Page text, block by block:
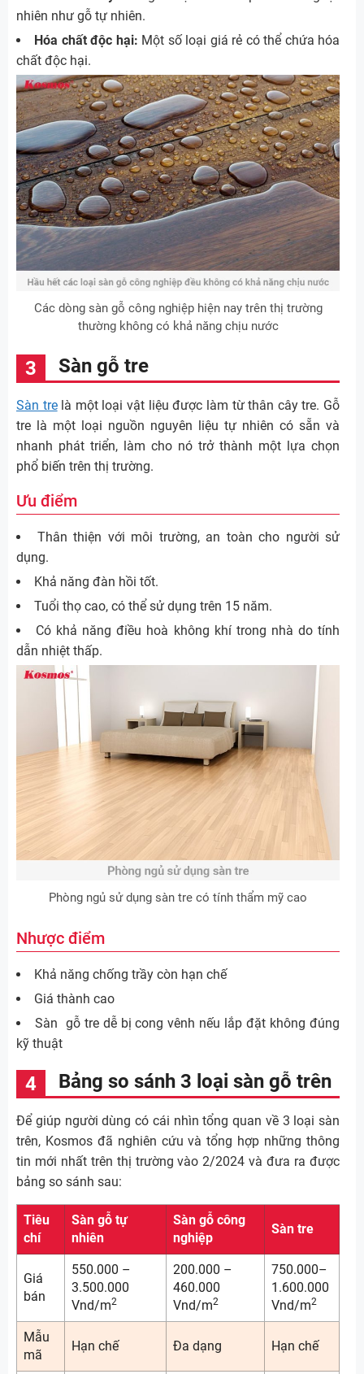
nhiên như gỗ tự nhiên.
Hóa chất độc hại: Một số loại giá rẻ có thể chứa hóa
chất độc hại.
Các dòng sàn gỗ công nghiệp hiện nay trên thị trường
thường không có khả năng chịu nước
Sàn gỗ tre
Sàn trelà một loại vật liệu được làm từ thân cây tre. Gỗ
tre là một loại nguồn nguyên liệu tự nhiên có sẵn và
nhanh phát triển, làm cho nó trở thành một lựa chọn
phổ biến trên thị trường.
Ưu điểm
Thân thiện với môi trường, an toàn cho người sử
dụng.
Khả năng đàn hồi tốt.
Tuổi thọ cao, có thể sử dụng trên 15 năm.
Có khả năng điều hoà không khí trong nhà do tính
dẫn nhiệt thấp.
Phòng ngủ sử dụng sàn tre có tính thẩm mỹ cao
Nhược điểm
Khả năng chống trầy còn hạn chế
Giá thành cao
Sàn gỗ tre dễ bị cong vênh nếu lắp đặt không đúng
kỹ thuật
Bảng so sánh 3 loại sàn gỗ trên
Để giúp người dùng có cái nhìn tổng quan về 3 loại sàn
trên, Kosmos đã nghiên cứu và tổng hợp những thông
tin mới nhất trên thị trường vào 2/2024 và đưa ra được
bảng so sánh sau:
Tiêu
chí
Sàn gỗ tự
nhiên
Sàn gỗ công
nghiệp
Sàn tre
Giá
bán
550.000 –
3.500.000
Vnd/m2
200.000 –
460.000
Vnd/m2
750.000–
1.600.000
Vnd/m2
Mẫu
mã
Hạn chế Đa dạng Hạn chế